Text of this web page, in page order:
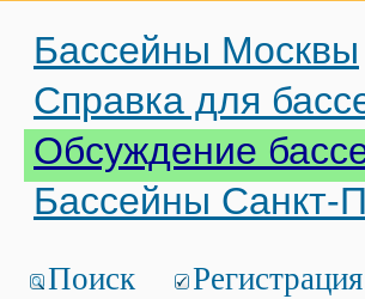
Бассейны Москвы
Справка для
Обсуждение
Бассейны Санкт-
Поиск Регистрация